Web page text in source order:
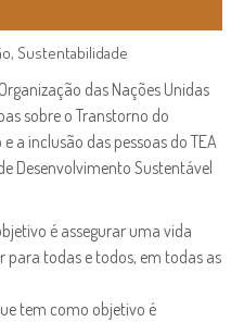
,Sustentabilidade
das Nações Unidas
sobre o Transtorno do
a inclusão das pessoas do TEA
Desenvolvimento Sustentável
é assegurar uma vida
todas e todos, em todas as
tem como objetivo é